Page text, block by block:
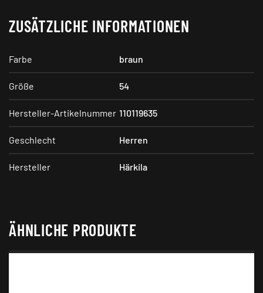
ZUSÄTZLICHE INFORMATIONEN
Farbe braun
Größe 54
Hersteller-Artikelnummer 110119635
Geschlecht Herren
Hersteller Härkila
ÄHNLICHE PRODUKTE